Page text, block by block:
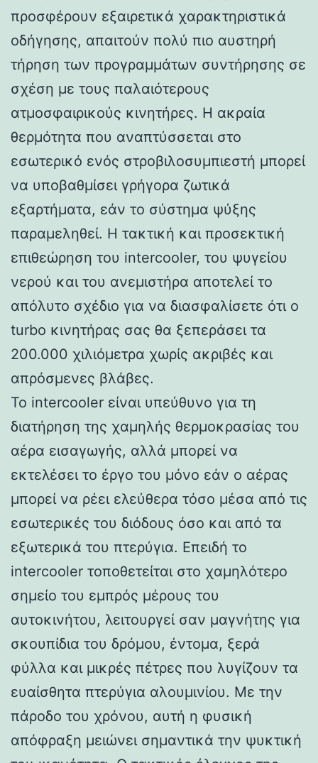
προσφέρουν εξαιρετικά χαρακτηριστικά
οδήγησης, απαιτούν πολύ πιο αυστηρή
τήρηση των προγραμμάτων συντήρησης σε
σχέση με τους παλαιότερους
ατμοσφαιρικούς κινητήρες. Η ακραία
θερμότητα που αναπτύσσεται στο
εσωτερικό ενός στροβιλοσυμπιεστή μπορεί
να υποβαθμίσει γρήγορα ζωτικά
εξαρτήματα, εάν το σύστημα ψύξης
παραμεληθεί. Η τακτική και προσεκτική
επιθεώρηση του intercooler, του ψυγείου
νερού και του ανεμιστήρα αποτελεί το
απόλυτο σχέδιο για να διασφαλίσετε ότι ο
turbo κινητήρας σας θα ξεπεράσει τα
200.000 χιλιόμετρα χωρίς ακριβές και
απρόσμενες βλάβες.
Το intercooler είναι υπεύθυνο για τη
διατήρηση της χαμηλής θερμοκρασίας του
αέρα εισαγωγής, αλλά μπορεί να
εκτελέσει το έργο του μόνο εάν ο αέρας
μπορεί να ρέει ελεύθερα τόσο μέσα από τις
εσωτερικές του διόδους όσο και από τα
εξωτερικά του πτερύγια. Επειδή το
intercooler τοποθετείται στο χαμηλότερο
σημείο του εμπρός μέρους του
αυτοκινήτου, λειτουργεί σαν μαγνήτης για
σκουπίδια του δρόμου, έντομα, ξερά
φύλλα και μικρές πέτρες που λυγίζουν τα
ευαίσθητα πτερύγια αλουμινίου. Με την
πάροδο του χρόνου, αυτή η φυσική
απόφραξη μειώνει σημαντικά την ψυκτική